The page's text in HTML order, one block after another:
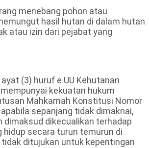
menebang pohon atau
hasil hutan di dalam hutan
atau izin dari pejabat yang
(3) huruf e UU Kehutanan
kekuatan hukum
Mahkamah Konstitusi Nomor
sepanjang tidak dimaknai,
dimaksud dikecualikan terhadap
hidup secara turun temurun di
ditujukan untuk kepentingan